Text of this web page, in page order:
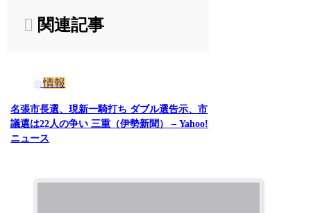
関連記事
情報
名張市長選、現新一騎打ち ダブル選告示、市
議選は22人の争い 三重（伊勢新聞） – Yahoo!
ニュース